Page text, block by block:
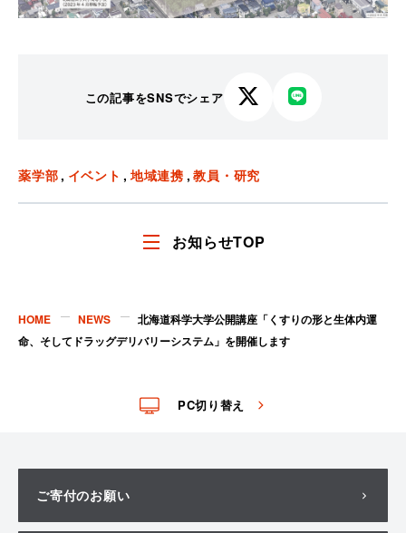
この記事をSNSでシェア
X
ェ
る
LINE
薬学部 イベント 地域連携 教員・研究
お知らせTOP
HOME NEWS
北海道科学大学公開講座「くすりの形と生体内運
命、そしてドラッグデリバリーシステム」を開催します
PC切り替え
ご寄付のお願い